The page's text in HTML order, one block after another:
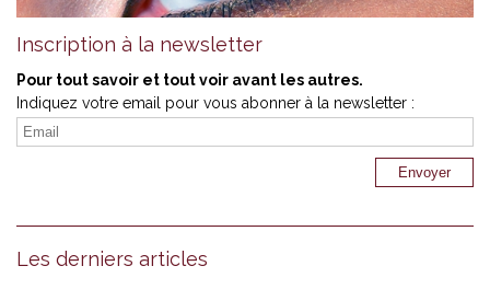
Inscription à la newsletter
Pour tout savoir et tout voir avant les autres.
Indiquez votre email pour vous abonner à la newsletter :
Les derniers articles